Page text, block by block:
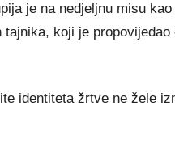
je na nedjeljnu misu
koji je
identiteta žrtve ne žele